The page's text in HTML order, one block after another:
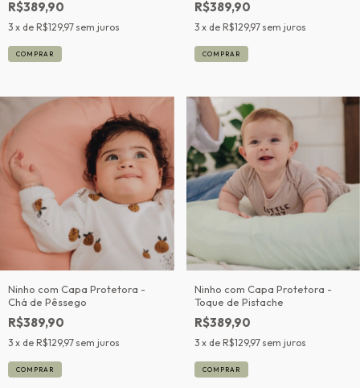
R$389,90
3 x de R$129,97 sem juros
R$389,90
3 x de R$129,97 sem juros
Ninho com Capa Protetora -
Chá de Pêssego
R$389,90
3 x de R$129,97 sem juros
Ninho com Capa Protetora -
Toque de Pistache
R$389,90
3 x de R$129,97 sem juros